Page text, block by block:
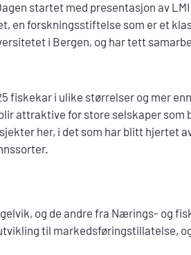
startet med presentasjon av
en forskningsstiftelse som er et
i Bergen, og har tett
fiskekar i ulike størrelser og mer
attraktive for store selskaper som
her, i det som har blitt hjertet
og de andre fra Nærings- og
til markedsføringstillatelse,